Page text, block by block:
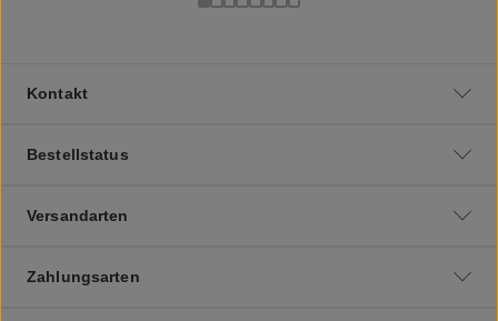
Kontakt
Bestellstatus
Versandarten
Zahlungsarten